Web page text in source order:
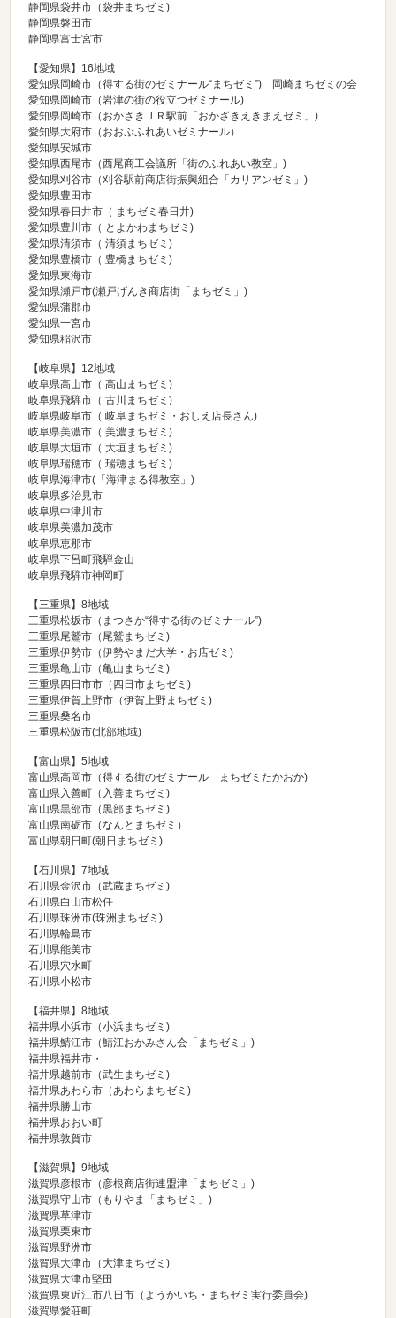
静岡県袋井市（袋井まちゼミ)
静岡県磐田市
静岡県富士宮市
【愛知県】16地域
愛知県岡崎市（得する街のゼミナール“まちゼミ”) 岡崎まちゼミの会
愛知県岡崎市（岩津の街の役立つゼミナール)
愛知県岡崎市（ おかざきＪＲ駅前「おかざきえきまえゼミ」)
愛知県大府市（ おおぶふれあいゼミナール）
愛知県安城市
愛知県西尾市（西尾商工会議所「街のふれあい教室」)
愛知県刈谷市（刈谷駅前商店街振興組合「カリアンゼミ」)
愛知県豊田市
愛知県春日井市（ まちゼミ春日井)
愛知県豊川市（ とよかわまちゼミ)
愛知県清須市（ 清須まちゼミ)
愛知県豊橋市（ 豊橋まちゼミ)
愛知県東海市
愛知県瀬戸市(瀬戸げんき商店街「まちゼミ」)
愛知県蒲郡市
愛知県一宮市
愛知県稲沢市
【岐阜県】12地域
岐阜県高山市（高山まちゼミ)
岐阜県飛騨市（ 古川まちゼミ)
岐阜県岐阜市（岐阜まちゼミ・おしえ店長さん)
岐阜県美濃市（ 美濃まちゼミ)
岐阜県大垣市（ 大垣まちゼミ)
岐阜県瑞穂市（ 瑞穂まちゼミ)
岐阜県海津市( 「海津まる得教室」)
岐阜県多治見市
岐阜県中津川市
岐阜県美濃加茂市
岐阜県恵那市
岐阜県下呂町飛騨金山
岐阜県飛騨市神岡町
【三重県】8地域
三重県松坂市（ まつさか“得する街のゼミナール”)
三重県尾鷲市（ 尾鷲まちゼミ)
三重県伊勢市（伊勢やまだ大学・お店ゼミ)
三重県亀山市（亀山まちゼミ)
三重県四日市市（ 四日市まちゼミ)
三重県伊賀上野市（伊賀上野まちゼミ)
三重県桑名市
三重県松阪市(北部地域)
【富山県】5地域
富山県高岡市（得する街のゼミナール まちゼミたかおか)
富山県入善町（ 入善まちゼミ)
富山県黒部市（黒部まちゼミ)
富山県南砺市（なんとまちゼミ ）
富山県朝日町(朝日まちゼミ)
【石川県】7地域
石川県金沢市（武蔵まちゼミ)
石川県白山市松任
石川県珠洲市(珠洲まちゼミ)
石川県輪島市
石川県能美市
石川県穴水町
石川県小松市
【福井県】8地域
福井県小浜市（小浜まちゼミ)
福井県鯖江市（鯖江おかみさん会「まちゼミ」)
福井県福井市・
福井県越前市（武生まちゼミ)
福井県あわら市（あわらまちゼミ)
福井県勝山市
福井県おおい町
福井県敦賀市
【滋賀県】9地域
滋賀県彦根市（ 彦根商店街連盟津「まちゼミ」)
滋賀県守山市（ もりやま「まちゼミ」)
滋賀県草津市
滋賀県栗東市
滋賀県野洲市
滋賀県大津市（ 大津まちゼミ)
滋賀県大津市堅田
滋賀県東近江市八日市（ ようかいち・まちゼミ実行委員会)
滋賀県愛荘町